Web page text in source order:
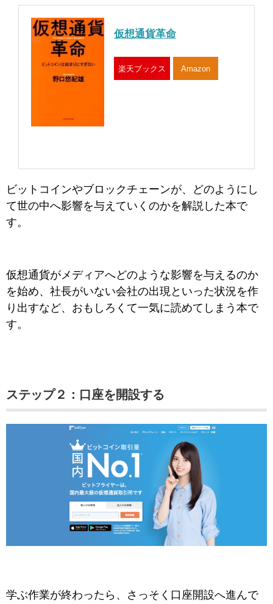
仮想通貨革命
楽天ブックス Amazon
ビットコインやブロックチェーンが、どのようにし
て世の中へ影響を与えていくのかを解説した本で
す。
仮想通貨がメディアへどのような影響を与えるのか
を始め、社長がいない会社の出現といった状況を作
り出すなど、おもしろくて一気に読めてしまう本で
す。
ステップ２：口座を開設する
学ぶ作業が終わったら、さっそく口座開設へ進んで